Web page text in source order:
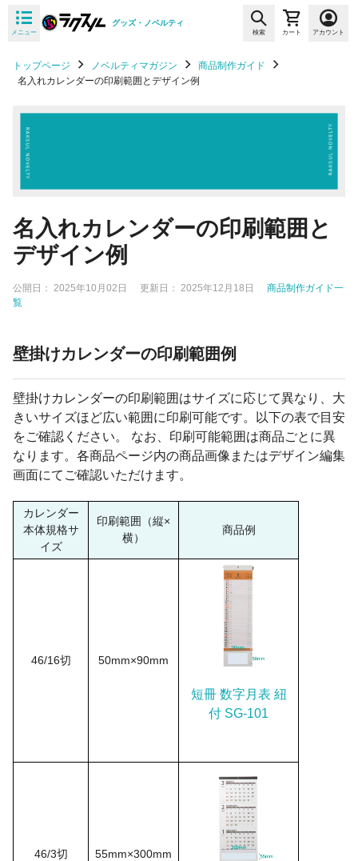
メニュー
グッズ・ノベルティ
検索 カート アカウント
トップページ ノベルティマガジン
商品制作ガイド
名入れカレンダーの印刷範囲とデザイン例
名入れカレンダーの印刷範囲と
デザイン例
公開日： 2025年10月02日 更新日： 2025年12月18日
商品制作ガイド一
覧
壁掛けカレンダーの印刷範囲例
壁掛けカレンダーの印刷範囲はサイズに応じて異なり、大
きいサイズほど広い範囲に印刷可能です。以下の表で目安
をご確認ください。 なお、印刷可能範囲は商品ごとに異
なります。各商品ページ内の商品画像またはデザイン編集
画面にてご確認いただけます。
カレンダー
本体規格サ
イズ
印刷範囲（縦×
横）
商品例
46/16切 50mm×90mm
短冊 数字月表 紐
付 SG-101
46/3切 55mm×300mm